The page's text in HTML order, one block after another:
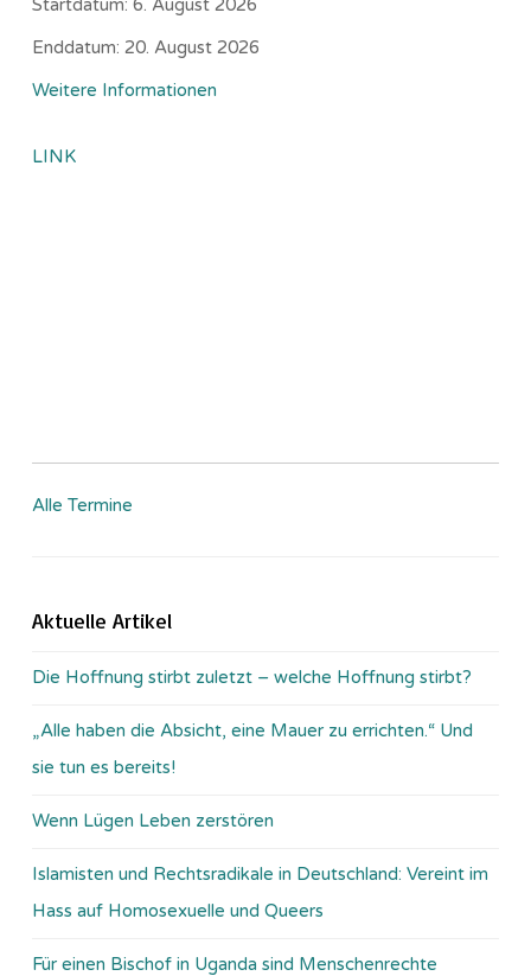
Startdatum: 6. August 2026
Enddatum: 20. August 2026
Weitere Informationen
LINK
Alle Termine
Aktuelle Artikel
Die Hoffnung stirbt zuletzt – welche Hoffnung stirbt?
„Alle haben die Absicht, eine Mauer zu errichten.“ Und
sie tun es bereits!
Wenn Lügen Leben zerstören
Islamisten und Rechtsradikale in Deutschland: Vereint im
Hass auf Homosexuelle und Queers
Für einen Bischof in Uganda sind Menschenrechte